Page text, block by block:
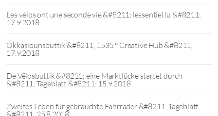
Les vélos ont une seconde vie &#8211; lessentiel.lu &#8211;
17.9.2018
Okkasiounsbuttik &#8211; 1535 ° Creative Hub &#8211;
17.9.2018
De Vëlosbuttik &#8211; eine Marktlücke startet durch
&#8211; Tageblatt &#8211; 15.9.2018
Zweites Leben für gebrauchte Fahrräder &#8211; Tageblatt
&#8211; 25.8.2018